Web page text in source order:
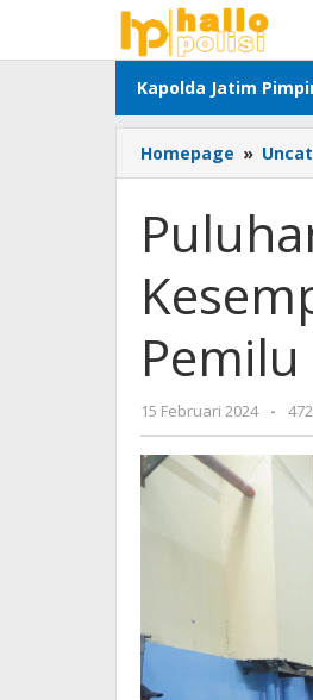
konten
Kapolda Jatim
Homepage »
15 Februari 2024
oleh
Adhis
-